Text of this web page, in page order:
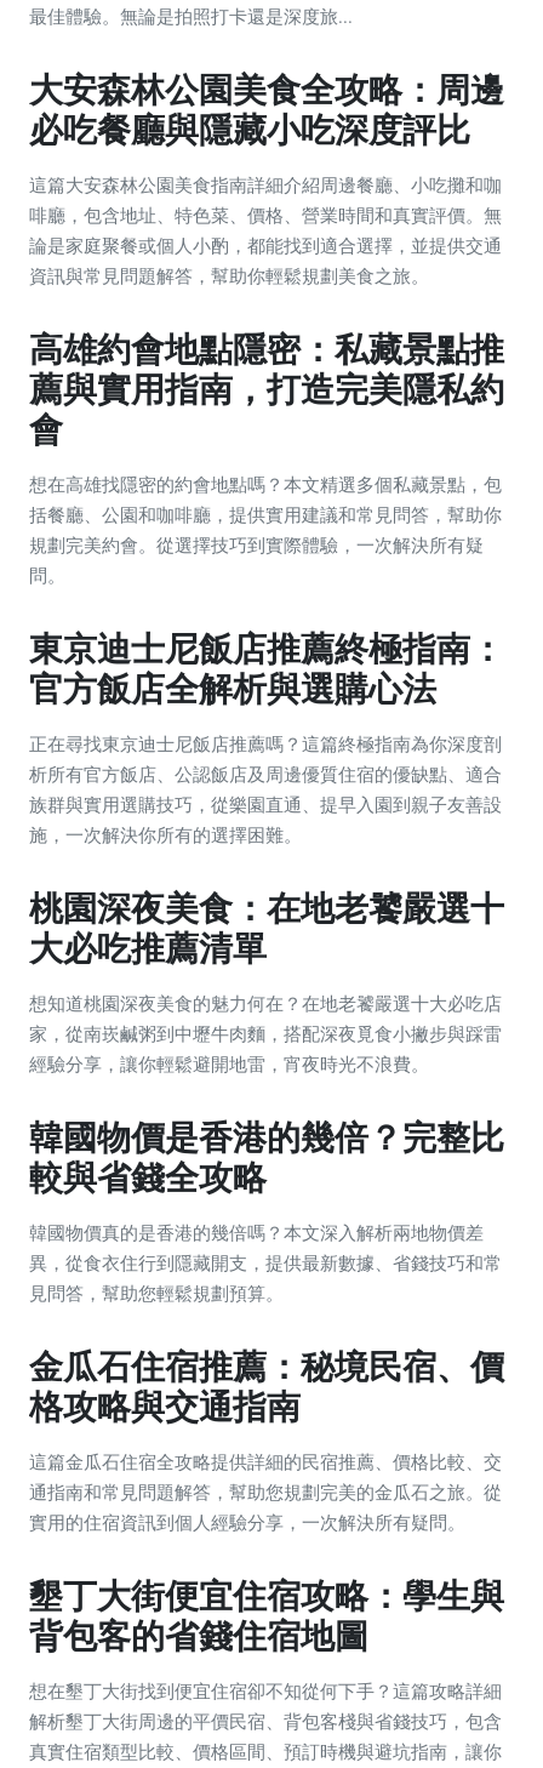
最佳體驗。無論是拍照打卡還是深度旅...
大安森林公園美食全攻略：周邊
必吃餐廳與隱藏小吃深度評比
這篇大安森林公園美食指南詳細介紹周邊餐廳、小吃攤和咖
啡廳，包含地址、特色菜、價格、營業時間和真實評價。無
論是家庭聚餐或個人小酌，都能找到適合選擇，並提供交通
資訊與常見問題解答，幫助你輕鬆規劃美食之旅。
高雄約會地點隱密：私藏景點推
薦與實用指南，打造完美隱私約
會
想在高雄找隱密的約會地點嗎？本文精選多個私藏景點，包
括餐廳、公園和咖啡廳，提供實用建議和常見問答，幫助你
規劃完美約會。從選擇技巧到實際體驗，一次解決所有疑
問。
東京迪士尼飯店推薦終極指南：
官方飯店全解析與選購心法
正在尋找東京迪士尼飯店推薦嗎？這篇終極指南為你深度剖
析所有官方飯店、公認飯店及周邊優質住宿的優缺點、適合
族群與實用選購技巧，從樂園直通、提早入園到親子友善設
施，一次解決你所有的選擇困難。
桃園深夜美食：在地老饕嚴選十
大必吃推薦清單
想知道桃園深夜美食的魅力何在？在地老饕嚴選十大必吃店
家，從南崁鹹粥到中壢牛肉麵，搭配深夜覓食小撇步與踩雷
經驗分享，讓你輕鬆避開地雷，宵夜時光不浪費。
韓國物價是香港的幾倍？完整比
較與省錢全攻略
韓國物價真的是香港的幾倍嗎？本文深入解析兩地物價差
異，從食衣住行到隱藏開支，提供最新數據、省錢技巧和常
見問答，幫助您輕鬆規劃預算。
金瓜石住宿推薦：秘境民宿、價
格攻略與交通指南
這篇金瓜石住宿全攻略提供詳細的民宿推薦、價格比較、交
通指南和常見問題解答，幫助您規劃完美的金瓜石之旅。從
實用的住宿資訊到個人經驗分享，一次解決所有疑問。
墾丁大街便宜住宿攻略：學生與
背包客的省錢住宿地圖
想在墾丁大街找到便宜住宿卻不知從何下手？這篇攻略詳細
解析墾丁大街周邊的平價民宿、背包客棧與省錢技巧，包含
真實住宿類型比較、價格區間、預訂時機與避坑指南，讓你